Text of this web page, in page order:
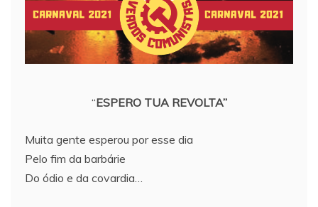
“ESPERO TUA REVOLTA”
Muita gente esperou por esse dia
Pelo fim da barbárie
Do ódio e da covardia…